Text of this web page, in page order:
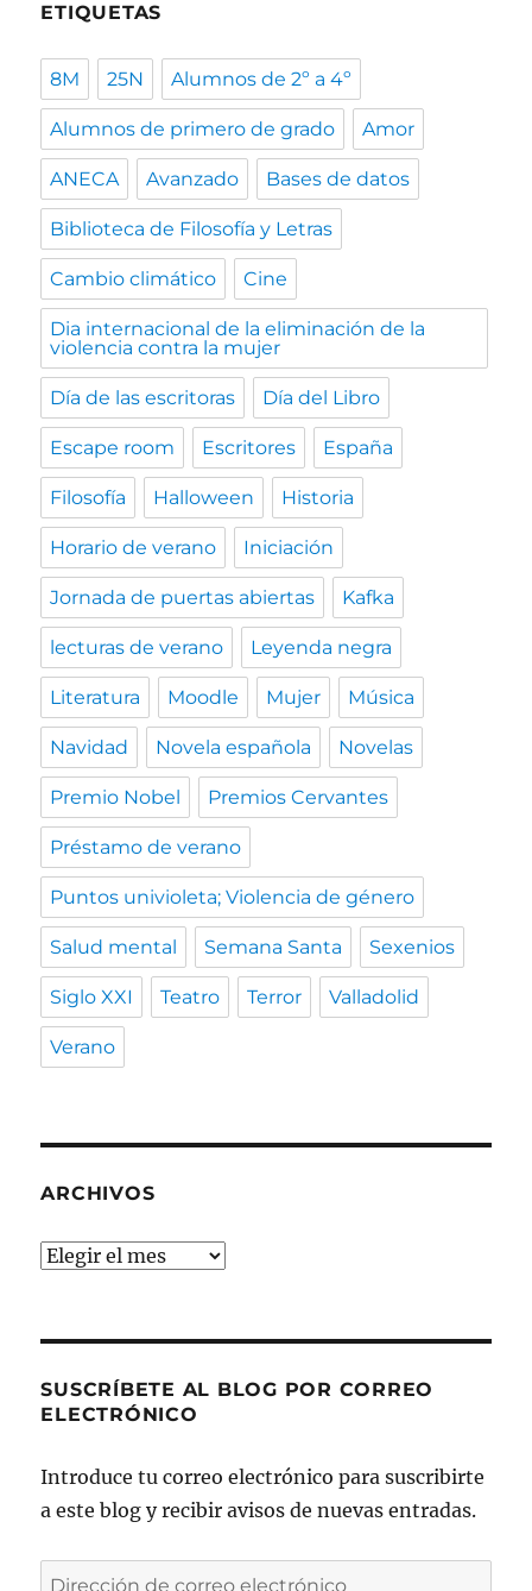
ETIQUETAS
8M 25N Alumnos de 2º a 4º
Alumnos de primero de grado Amor
ANECA Avanzado Bases de datos
Biblioteca de Filosofía y Letras
Cambio climático Cine
Dia internacional de la eliminación de la
violencia contra la mujer
Día de las escritoras Día del Libro
Escape room Escritores España
Filosofía Halloween Historia
Horario de verano Iniciación
Jornada de puertas abiertas Kafka
lecturas de verano Leyenda negra
Literatura Moodle Mujer Música
Navidad Novela española Novelas
Premio Nobel Premios Cervantes
Préstamo de verano
Puntos univioleta; Violencia de género
Salud mental Semana Santa Sexenios
Siglo XXI Teatro Terror Valladolid
Verano
ARCHIVOS
Archivos
SUSCRÍBETE AL BLOG POR CORREO
ELECTRÓNICO
Introduce tu correo electrónico para suscribirte
a este blog y recibir avisos de nuevas entradas.
Dirección